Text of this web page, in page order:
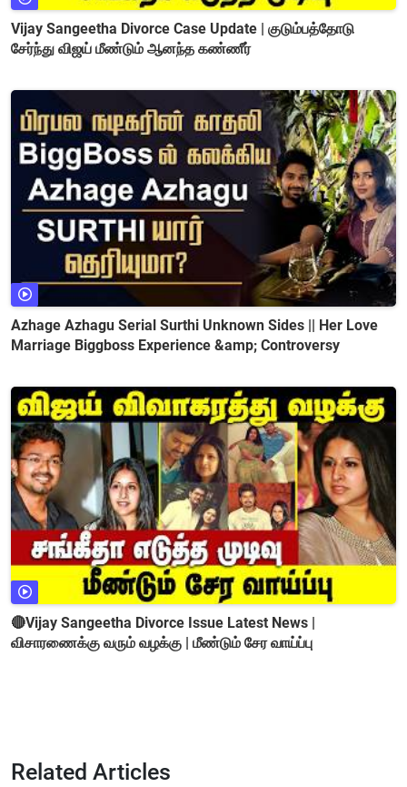
Vijay Sangeetha Divorce Case Update | குடும்பத்தோடு
சேர்ந்து விஜய் மீண்டும் ஆனந்த கண்ணீர்
Azhage Azhagu Serial Surthi Unknown Sides || Her Love
Marriage Biggboss Experience &amp; Controversy
🔴Vijay Sangeetha Divorce Issue Latest News |
விசாரணைக்கு வரும் வழக்கு | மீண்டும் சேர வாய்ப்பு
Related Articles